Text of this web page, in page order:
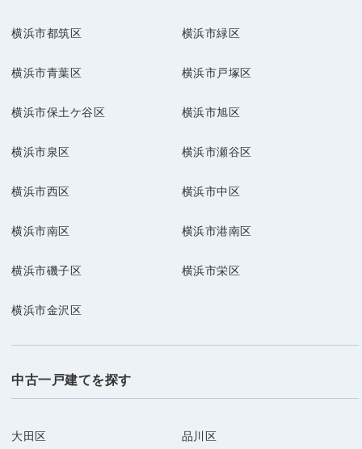
横浜市都筑区 横浜市緑区
横浜市青葉区 横浜市戸塚区
横浜市保土ケ谷区 横浜市旭区
横浜市泉区 横浜市瀬谷区
横浜市西区 横浜市中区
横浜市南区 横浜市港南区
横浜市磯子区 横浜市栄区
横浜市金沢区
中古一戸建てを探す
大田区 品川区